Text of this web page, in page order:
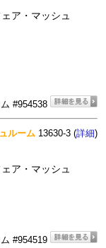
ア・マッシュ
#954538
ルーム 13630-3 (詳細)
ア・マッシュ
#954519